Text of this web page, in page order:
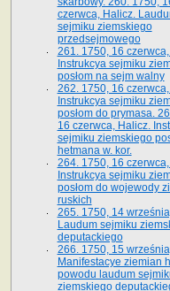
czerwca, Halicz.
sejmiku ziemskiego
przedsejmowego
261. 1750, 16
Instrukcya sejmiku
posłom na sejm walny
262. 1750, 16
Instrukcya sejmiku
posłom do prymasa.
16 czerwca, Halicz.
sejmiku ziemskiego
hetmana w. kor.
264. 1750, 16
Instrukcya sejmiku
posłom do wojewody
ruskich
265. 1750, 14
Laudum sejmiku
deputackiego
266. 1750, 15
Manifestacye ziemian
powodu laudum
ziemskiego